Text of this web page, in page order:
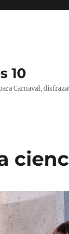
10
Carnaval,